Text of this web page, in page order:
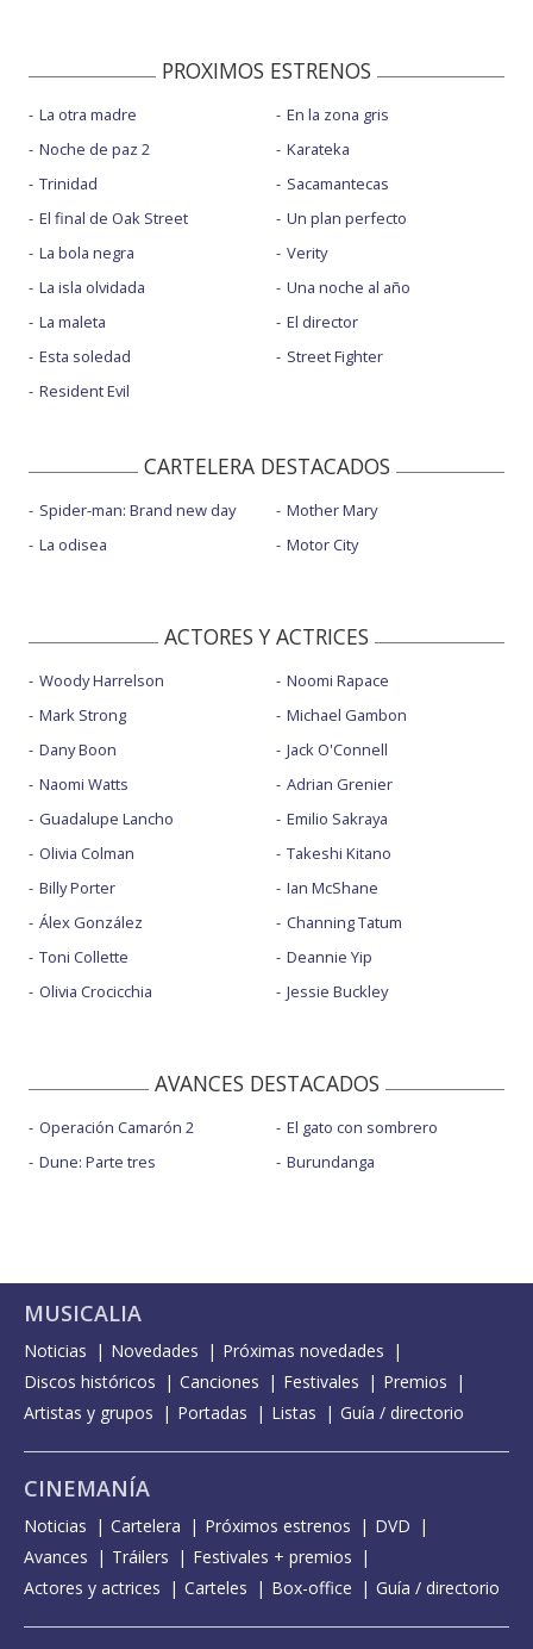
PROXIMOS ESTRENOS
La otra madre
Noche de paz 2
Trinidad
El final de Oak Street
La bola negra
La isla olvidada
La maleta
Esta soledad
Resident Evil
En la zona gris
Karateka
Sacamantecas
Un plan perfecto
Verity
Una noche al año
El director
Street Fighter
CARTELERA DESTACADOS
Spider-man: Brand new day
La odisea
Mother Mary
Motor City
ACTORES Y ACTRICES
Woody Harrelson
Mark Strong
Dany Boon
Naomi Watts
Guadalupe Lancho
Olivia Colman
Billy Porter
Álex González
Toni Collette
Olivia Crocicchia
Noomi Rapace
Michael Gambon
Jack O'Connell
Adrian Grenier
Emilio Sakraya
Takeshi Kitano
Ian McShane
Channing Tatum
Deannie Yip
Jessie Buckley
AVANCES DESTACADOS
Operación Camarón 2
Dune: Parte tres
El gato con sombrero
Burundanga
MUSICALIA
Noticias Novedades
Próximas novedades
Discos históricos
Canciones Festivales
Premios
Artistas y grupos
Portadas Listas Guía / directorio
CINEMANÍA
Noticias Cartelera Próximos estrenos
DVD
Avances
Tráilers
Festivales + premios
Actores y actrices
Carteles Box-office Guía / directorio